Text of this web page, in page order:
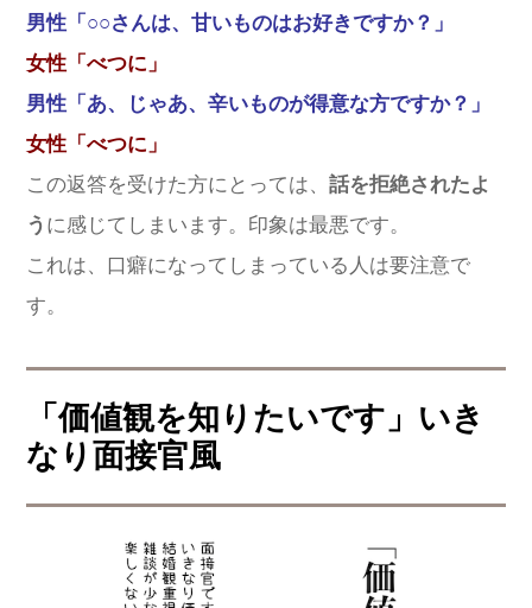
男性「○○さんは、甘いものはお好きですか？」
女性「べつに」
男性「あ、じゃあ、辛いものが得意な方ですか？」
女性「べつに」
この返答を受けた方にとっては、 話を拒絶されたよ
う に感じてしまいます。印象は最悪です。
これは、口癖になってしまっている人は要注意で
す。
「価値観を知りたいです」いき
なり面接官風